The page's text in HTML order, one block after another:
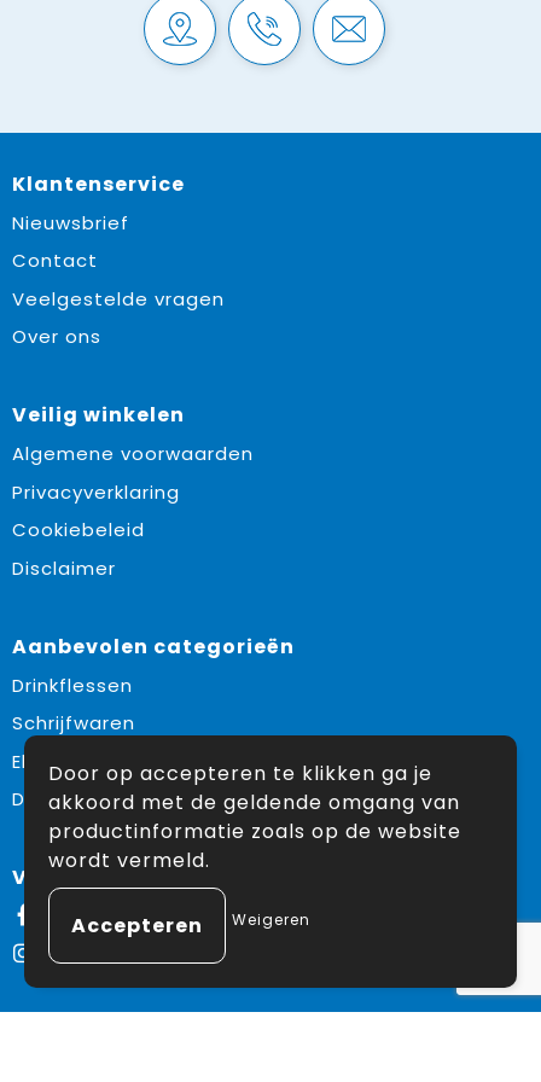
Klantenservice
Nieuwsbrief
Contact
Veelgestelde vragen
Over ons
Veilig winkelen
Algemene voorwaarden
Privacyverklaring
Cookiebeleid
Disclaimer
Aanbevolen categorieën
Drinkflessen
Schrijfwaren
Elektronica en Gadgets
Draagtassen
Volg ons op:
Facebook
Instagram
Door op accepteren te klikken ga je
akkoord met de geldende omgang van
productinformatie zoals op de website
wordt vermeld.
Weigeren